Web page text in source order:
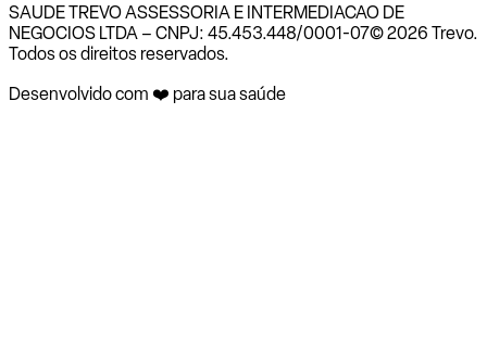
SAUDE TREVO ASSESSORIA E INTERMEDIACAO DE
NEGOCIOS LTDA – CNPJ: 45.453.448/0001-07© 2026 Trevo.
Todos os direitos reservados.
Desenvolvido com ❤️ para sua saúde